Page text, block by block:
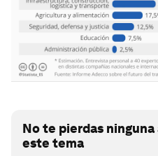
No te pierdas
este tema